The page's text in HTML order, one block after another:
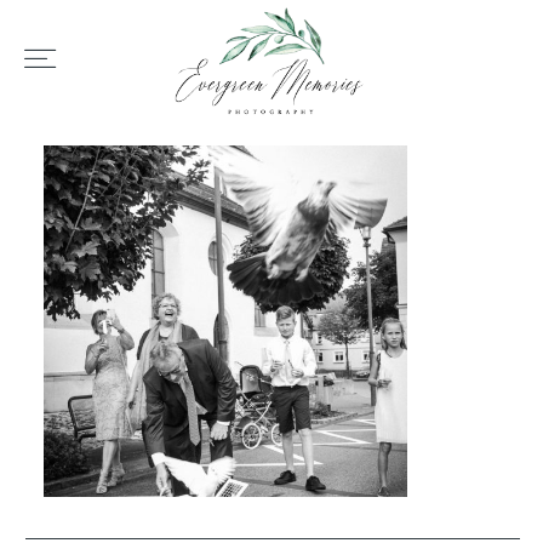
HOME
ÜBER UNS
HOCHZEIT
REPORTAGEN